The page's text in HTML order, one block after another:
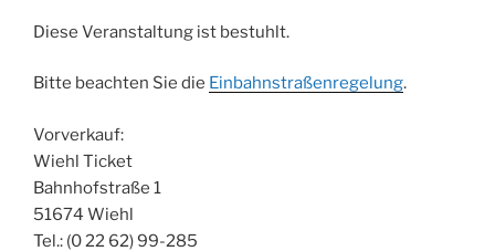
Diese Veranstaltung ist bestuhlt.
Bitte beachten Sie die Einbahnstraßenregelung.
Vorverkauf:
Wiehl Ticket
Bahnhofstraße 1
51674 Wiehl
Tel.: (0 22 62) 99-285